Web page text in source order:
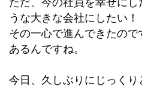
ただ、今の社員を幸せに
うな大きな会社にしたい！
その一心で進んできたの
あるんですね。
今日、久しぶりにじっくり